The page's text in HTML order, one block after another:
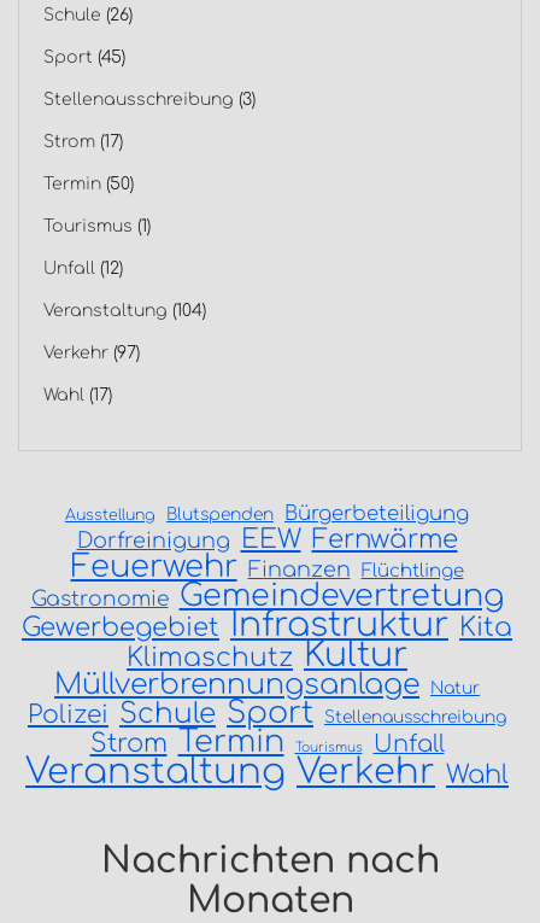
Schule (26)
Sport (45)
Stellenausschreibung (3)
Strom (17)
Termin (50)
Tourismus (1)
Unfall (12)
Veranstaltung (104)
Verkehr (97)
Wahl (17)
Ausstellung Blutspenden Bürgerbeteiligung
Dorfreinigung EEW Fernwärme
Feuerwehr Finanzen Flüchtlinge
Gastronomie Gemeindevertretung
Gewerbegebiet Infrastruktur Kita
Klimaschutz Kultur
Müllverbrennungsanlage Natur
Polizei Schule Sport Stellenausschreibung
Strom Termin Tourismus Unfall
Veranstaltung Verkehr Wahl
Nachrichten nach
Monaten